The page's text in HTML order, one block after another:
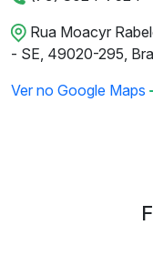
Rua Moacyr
- SE, 49020-295,
Ver no Google Maps